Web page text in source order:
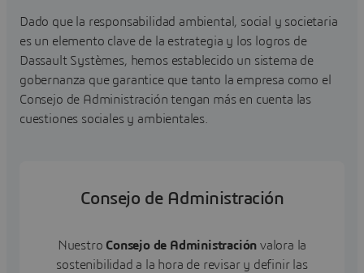
Dado que la responsabilidad ambiental, social y societaria
es un elemento clave de la estrategia y los logros de
Dassault Systèmes, hemos establecido un sistema de
gobernanza que garantice que tanto la empresa como el
Consejo de Administración tengan más en cuenta las
cuestiones sociales y ambientales.
Consejo de Administración
Nuestro Consejo de Administración valora la
sostenibilidad a la hora de revisar y definir las